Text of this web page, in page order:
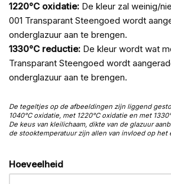
1220°C oxidatie: De kleur zal weinig/
001 Transparant Steengoed wordt
onderglazuur aan te brengen.
1330°C reductie: De kleur wordt wat
Transparant Steengoed wordt
onderglazuur aan te brengen.
De tegeltjes op de afbeeldingen zijn liggend
1040°C oxidatie, met 1220°C oxidatie en met 1330
De keus van kleilichaam, dikte van de glazuur
de stooktemperatuur zijn allen van invloed op het
Hoeveelheid